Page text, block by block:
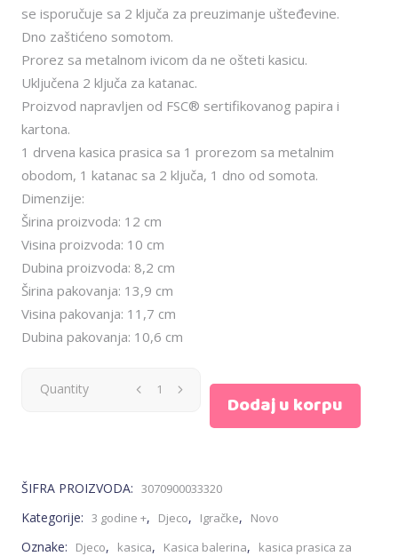
se isporučuje sa 2 ključa za preuzimanje ušteđevine.
Dno zaštićeno somotom.
Prorez sa metalnom ivicom da ne ošteti kasicu.
Uključena 2 ključa za katanac.
Proizvod napravljen od FSC® sertifikovanog papira i
kartona.
1 drvena kasica prasica sa 1 prorezom sa metalnim
obodom, 1 katanac sa 2 ključa, 1 dno od somota.
Dimenzije:
Širina proizvoda: 12 cm
Visina proizvoda: 10 cm
Dubina proizvoda: 8,2 cm
Širina pakovanja: 13,9 cm
Visina pakovanja: 11,7 cm
Dubina pakovanja: 10,6 cm
Kasica
Djeco
Quantity
Dodaj u korpu
ŠIFRA PROIZVODA: 3070900033320
Kategorije: 3 godine +, Djeco, Igračke, Novo
Oznake: Djeco, kasica, Kasica balerina,
kasica prasica za